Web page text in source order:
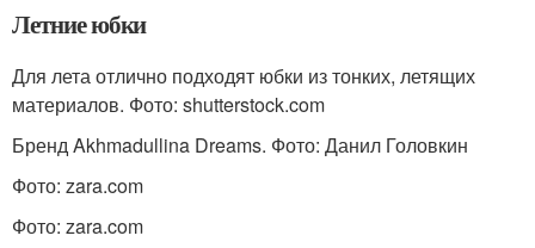
Летние юбки
Для лета отлично подходят юбки из тонких, летящих
материалов. Фото: shutterstock.com
Бренд Akhmadullina Dreams. Фото: Данил Головкин
Фото: zara.com
Фото: zara.com